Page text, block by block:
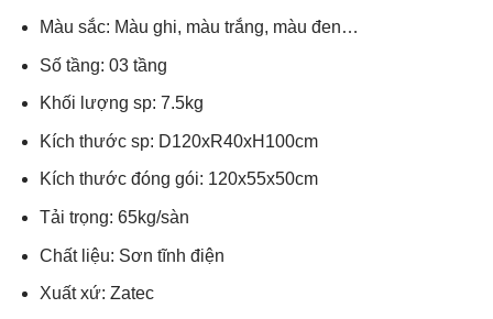
Màu sắc: Màu ghi, màu trắng, màu đen…
Số tầng: 03 tầng
Khối lượng sp: 7.5kg
Kích thước sp: D120xR40xH100cm
Kích thước đóng gói: 120x55x50cm
Tải trọng: 65kg/sàn
Chất liệu: Sơn tĩnh điện
Xuất xứ: Zatec